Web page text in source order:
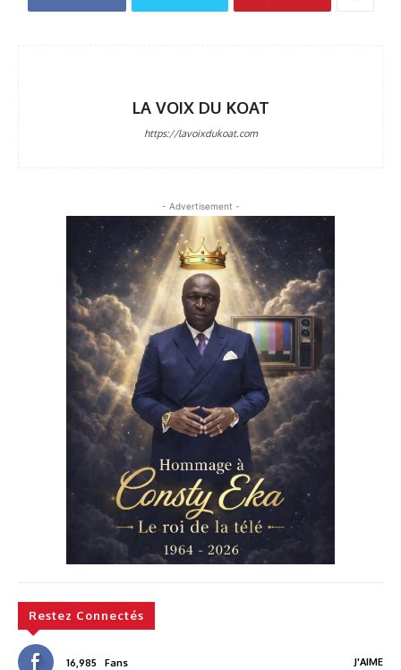
LA VOIX DU KOAT
https://lavoixdukoat.com
- Advertisement -
Restez Connectés
16,985 Fans J'AIME